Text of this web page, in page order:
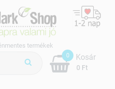
termékek
0
0 Ft
Kosár